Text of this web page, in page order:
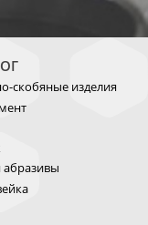
скобяные изделия
абразивы